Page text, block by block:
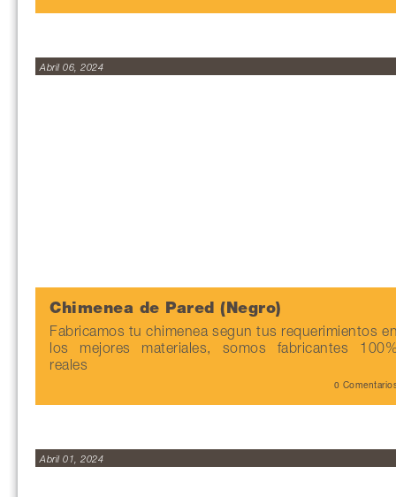
Abril 06, 2024
Chimenea de Pared (Negro)
Fabricamos tu chimenea segun tus requerimientos
los mejores materiales, somos fabricantes
reales
0
Abril 01, 2024